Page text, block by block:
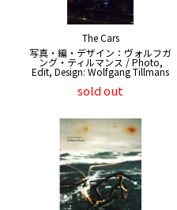
The Cars
写真・編・デザイン：ヴォルフガ
ング・ティルマンス / Photo,
Edit, Design: Wolfgang Tillmans
sold out